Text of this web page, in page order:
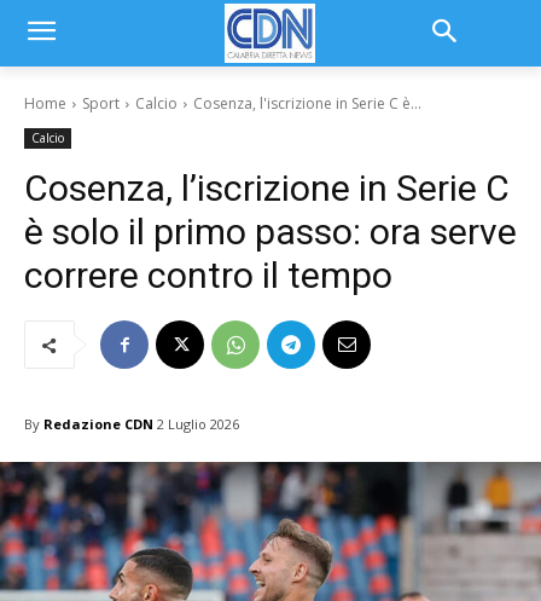
Home Sport Calcio Cosenza, l'iscrizione in Serie C è...
Calcio
Cosenza, l’iscrizione in Serie C
è solo il primo passo: ora serve
correre contro il tempo
By Redazione CDN 2 Luglio 2026